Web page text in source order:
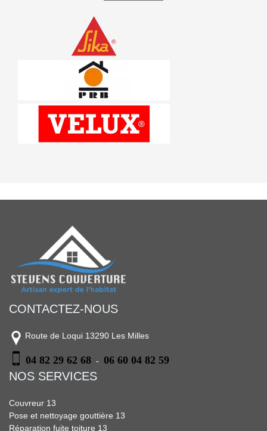
CONTACTEZ-NOUS
Route de Loqui 13290 Les Milles
04 82 29 62 68 - 06 60 04 82 59
NOS SERVICES
Couvreur 13
Pose et nettoyage gouttière 13
Réparation fuite toiture 13